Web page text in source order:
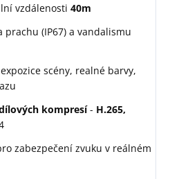
vzdálenosti 40m
(IP67) a vandalismu
scény, realné barvy,
kompresí- H.265,
zabezpečení zvuku v reálném